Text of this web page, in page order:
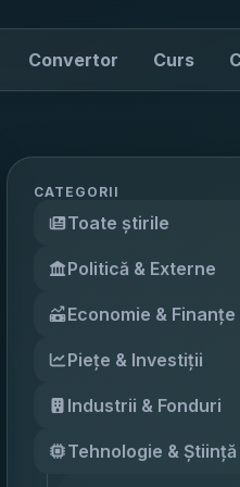
Convertor Curs
CATEGORII
Toate știrile
Politică & Externe
Economie &
Piețe & Investiții
Industrii & Fonduri
Tehnologie & Știință